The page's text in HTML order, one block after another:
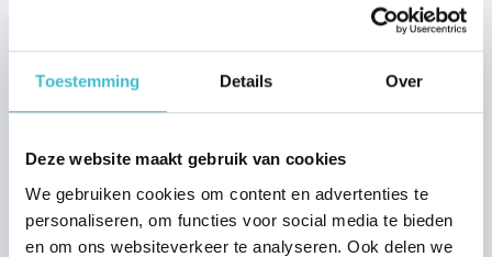
Toestemming Details Over
Deze website maakt gebruik van cookies
We gebruiken cookies om content en advertenties te
personaliseren, om functies voor social media te bieden
en om ons websiteverkeer te analyseren. Ook delen we
verzenden over het
bezoeker. Traceert
de bezoeker op
apparaten en
marketingkanalen.
_ga_# [x2] Google
Gebruikt om
gegevens naar
2 jaar